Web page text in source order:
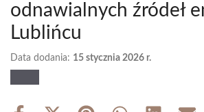
odnawialnych źródeł
Lublińcu
Data dodania: 15 stycznia 2026 r.